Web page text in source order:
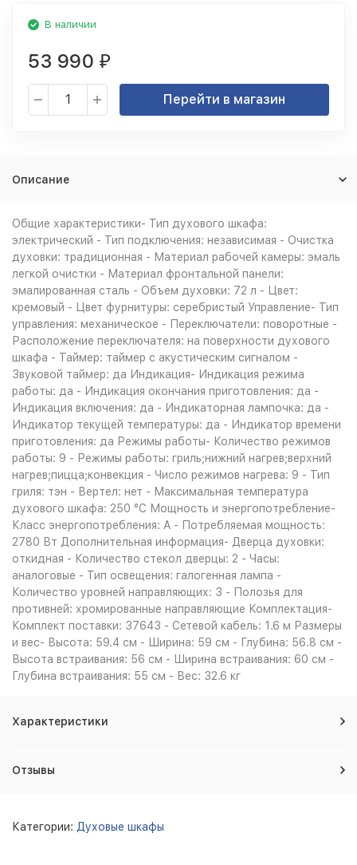
В наличии
53 990 ₽
Перейти в магазин
Описание
Общие характеристики- Тип духового шкафа:
электрический - Тип подключения: независимая - Очистка
духовки: традиционная - Материал рабочей камеры: эмаль
легкой очистки - Материал фронтальной панели:
эмалированная сталь - Объем духовки: 72 л - Цвет:
кремовый - Цвет фурнитуры: серебристый Управление- Тип
управления: механическое - Переключатели: поворотные -
Расположение переключателя: на поверхности духового
шкафа - Таймер: таймер с акустическим сигналом -
Звуковой таймер: да Индикация- Индикация режима
работы: да - Индикация окончания приготовления: да -
Индикация включения: да - Индикаторная лампочка: да -
Индикатор текущей температуры: да - Индикатор времени
приготовления: да Режимы работы- Количество режимов
работы: 9 - Режимы работы: гриль;нижний нагрев;верхний
нагрев;пицца;конвекция - Число режимов нагрева: 9 - Тип
гриля: тэн - Вертел: нет - Максимальная температура
духового шкафа: 250 °С Мощность и энергопотребление-
Класс энергопотребления: A - Потребляемая мощность:
2780 Вт Дополнительная информация- Дверца духовки:
откидная - Количество стекол дверцы: 2 - Часы:
аналоговые - Тип освещения: галогенная лампа -
Количество уровней направляющих: 3 - Полозья для
противней: хромированные направляющие Комплектация-
Комплект поставки: 37643 - Сетевой кабель: 1.6 м Размеры
и вес- Высота: 59.4 см - Ширина: 59 см - Глубина: 56.8 см -
Высота встраивания: 56 см - Ширина встраивания: 60 см -
Глубина встраивания: 55 см - Вес: 32.6 кг
Характеристики
Отзывы
Категории: Духовые шкафы